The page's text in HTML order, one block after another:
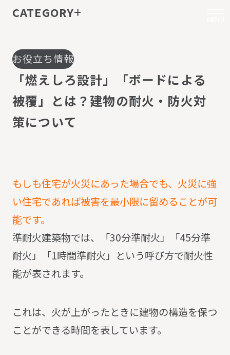
お役立ち情報
「燃え しろ設計 」 「ボー ドに よる
被覆 」 と は ？ 建物の耐火 ・ 防火対
策について
もしも住宅が火災にあった場合でも、火災に強
い住宅であれば被害を最小限に留めることが可
能です。
準耐火建築物では、「30分準耐火」「45分準
耐火」「1時間準耐火」という呼び方で耐火性
能が表されます。
これは、火が上がったときに建物の構造を保つ
ことができる時間を表しています。
CATEGORY